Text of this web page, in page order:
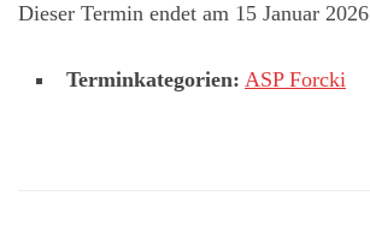
Dieser Termin endet am 15 Januar 2026
Terminkategorien: ASP Forcki